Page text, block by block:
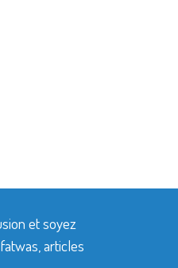
et soyez
articles